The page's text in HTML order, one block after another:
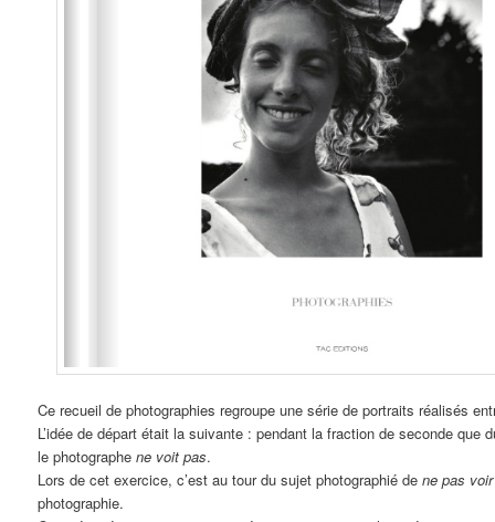
Ce recueil de photographies regroupe une série de portraits réalisés
L’idée de départ était la suivante : pendant la fraction de seconde que
le photographene voit pas.
Lors de cet exercice, c’est au tour du sujet photographié dene pas voir
photographie.